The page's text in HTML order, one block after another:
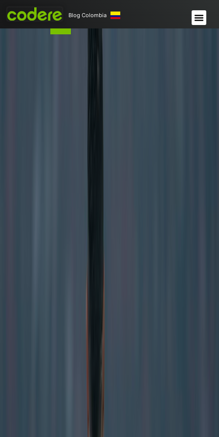
Blog Colombia